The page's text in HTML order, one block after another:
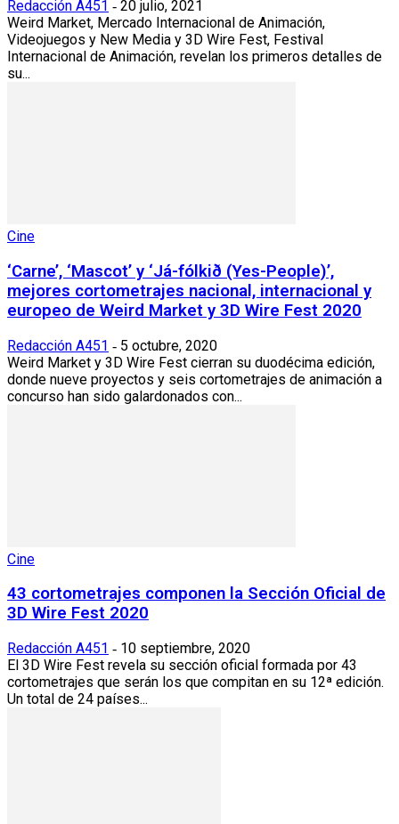
Redacción A451 - 20 julio, 2021
Weird Market, Mercado Internacional de Animación,
Videojuegos y New Media y 3D Wire Fest, Festival
Internacional de Animación, revelan los primeros detalles de
su...
Cine
‘Carne’, ‘Mascot’ y ‘Já-fólkið (Yes-People)’,
mejores cortometrajes nacional, internacional y
europeo de Weird Market y 3D Wire Fest 2020
Redacción A451 - 5 octubre, 2020
Weird Market y 3D Wire Fest cierran su duodécima edición,
donde nueve proyectos y seis cortometrajes de animación a
concurso han sido galardonados con...
Cine
43 cortometrajes componen la Sección Oficial de
3D Wire Fest 2020
Redacción A451 - 10 septiembre, 2020
El 3D Wire Fest revela su sección oficial formada por 43
cortometrajes que serán los que compitan en su 12ª edición.
Un total de 24 países...